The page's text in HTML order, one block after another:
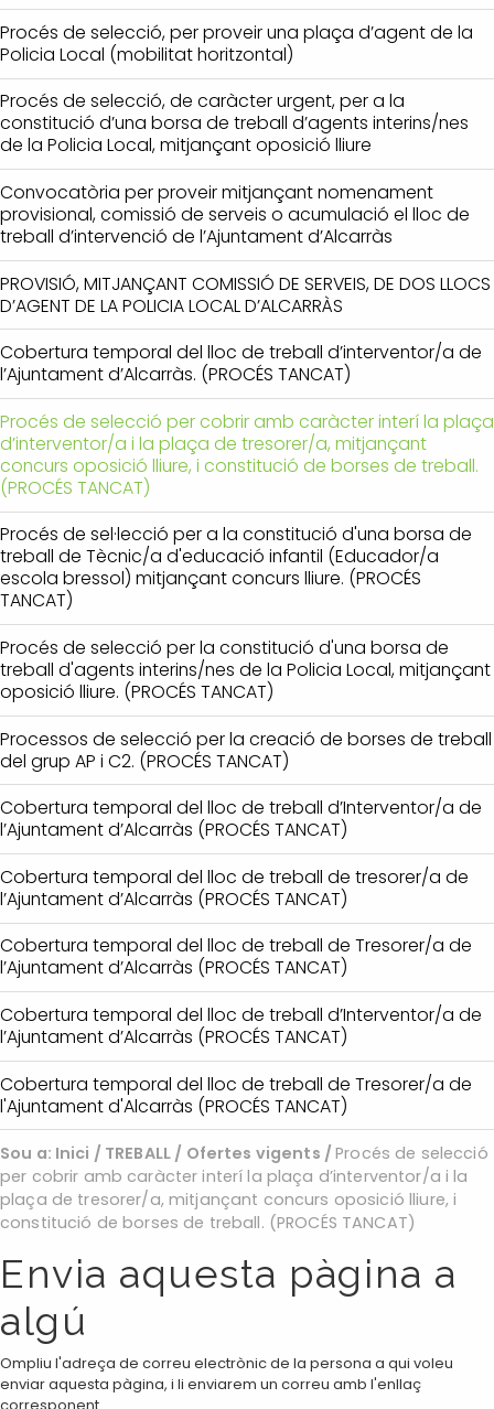
Procés de selecció, per proveir una plaça d’agent de la
Policia Local (mobilitat horitzontal)
Procés de selecció, de caràcter urgent, per a la
constitució d’una borsa de treball d’agents interins/nes
de la Policia Local, mitjançant oposició lliure
Convocatòria per proveir mitjançant nomenament
provisional, comissió de serveis o acumulació el lloc de
treball d’intervenció de l’Ajuntament d’Alcarràs
PROVISIÓ, MITJANÇANT COMISSIÓ DE SERVEIS, DE DOS LLOCS
D’AGENT DE LA POLICIA LOCAL D’ALCARRÀS
Cobertura temporal del lloc de treball d’interventor/a de
l’Ajuntament d’Alcarràs. (PROCÉS TANCAT)
Procés de selecció per cobrir amb caràcter interí la plaça
d’interventor/a i la plaça de tresorer/a, mitjançant
concurs oposició lliure, i constitució de borses de treball.
(PROCÉS TANCAT)
Procés de sel·lecció per a la constitució d'una borsa de
treball de Tècnic/a d'educació infantil (Educador/a
escola bressol) mitjançant concurs lliure. (PROCÉS
TANCAT)
Procés de selecció per la constitució d'una borsa de
treball d'agents interins/nes de la Policia Local, mitjançant
oposició lliure. (PROCÉS TANCAT)
Processos de selecció per la creació de borses de treball
del grup AP i C2. (PROCÉS TANCAT)
Cobertura temporal del lloc de treball d’Interventor/a de
l’Ajuntament d’Alcarràs (PROCÉS TANCAT)
Cobertura temporal del lloc de treball de tresorer/a de
l’Ajuntament d’Alcarràs (PROCÉS TANCAT)
Cobertura temporal del lloc de treball de Tresorer/a de
l’Ajuntament d’Alcarràs (PROCÉS TANCAT)
Cobertura temporal del lloc de treball d’Interventor/a de
l’Ajuntament d’Alcarràs (PROCÉS TANCAT)
Cobertura temporal del lloc de treball de Tresorer/a de
l'Ajuntament d'Alcarràs (PROCÉS TANCAT)
Sou a: Inici / TREBALL / Ofertes vigents /Procés de selecció
per cobrir amb caràcter interí la plaça d’interventor/a i la
plaça de tresorer/a, mitjançant concurs oposició lliure, i
constitució de borses de treball. (PROCÉS TANCAT)
Envia aquesta pàgina a
algú
Ompliu l'adreça de correu electrònic de la persona a qui voleu
enviar aquesta pàgina, i li enviarem un correu amb l'enllaç